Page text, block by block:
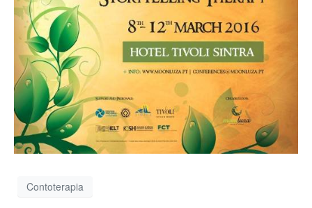
Contoterapia